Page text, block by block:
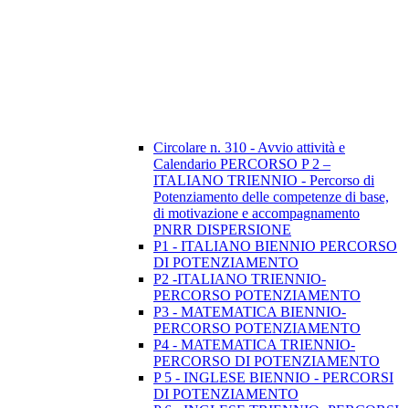
Circolare n. 310 - Avvio attività e
Calendario PERCORSO P 2 –
ITALIANO TRIENNIO - Percorso di
Potenziamento delle competenze di base,
di motivazione e accompagnamento
PNRR DISPERSIONE
P1 - ITALIANO BIENNIO PERCORSO
DI POTENZIAMENTO
P2 -ITALIANO TRIENNIO-
PERCORSO POTENZIAMENTO
P3 - MATEMATICA BIENNIO-
PERCORSO POTENZIAMENTO
P4 - MATEMATICA TRIENNIO-
PERCORSO DI POTENZIAMENTO
P 5 - INGLESE BIENNIO - PERCORSI
DI POTENZIAMENTO